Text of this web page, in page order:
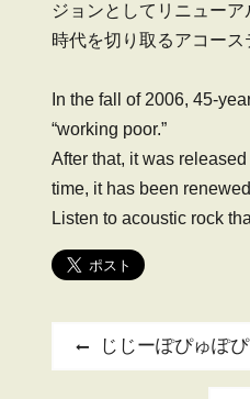
ジョンとしてリニューア
時代を切り取るアコース
In the fall of 2006, 45-
“working poor.”
After that, it was
time, it has been
Listen to acoustic rock
投
Previous
post:
じじーぽぴゅぽ